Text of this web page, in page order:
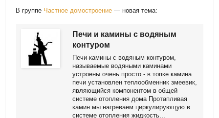
В группе Частное домостроение — новая тема:
Печи и камины с водяным
контуром
Печи-камины с водяным контуром,
называемые водяными каминами
устроены очень просто - в топке камина
печи установлен теплообменник змеевик,
являющийся компонентом в общей
системе отопления дома Протапливая
камин мы нагреваем циркулирующую в
системе отопления жидкость...